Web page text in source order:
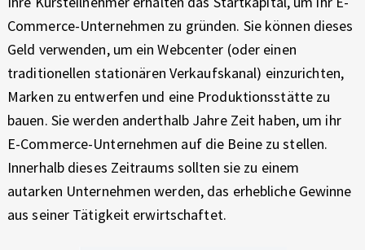
A
H
R
R
Ä
D
E
Commerce-Unternehmen zu gründen. Sie können dieses
Geld verwenden, um ein Webcenter (oder einen
traditionellen stationären Verkaufskanal) einzurichten,
Marken zu entwerfen und eine Produktionsstätte zu
bauen. Sie werden anderthalb Jahre Zeit haben, um ihr
E-Commerce-Unternehmen auf die Beine zu stellen.
Innerhalb dieses Zeitraums sollten sie zu einem
autarken Unternehmen werden, das erhebliche Gewinne
aus seiner Tätigkeit erwirtschaftet.